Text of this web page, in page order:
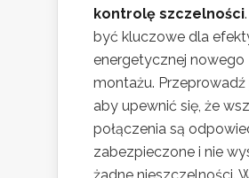
kontrolę szczelności
być kluczowe dla
energetycznej nowego
montażu. Przeprowadź
aby upewnić się, że
połączenia są
zabezpieczone i nie